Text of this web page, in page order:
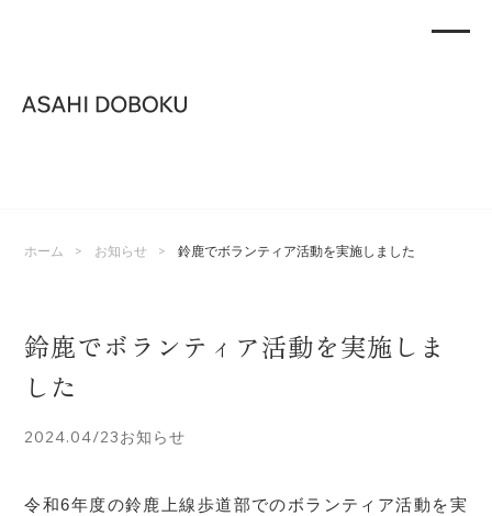
ホーム > お知らせ > 鈴鹿でボランティア活動を実施しました
鈴鹿でボランティア活動を実施しま
した
2024.04/23お知らせ
令和6年度の鈴鹿上線歩道部でのボランティア活動を実